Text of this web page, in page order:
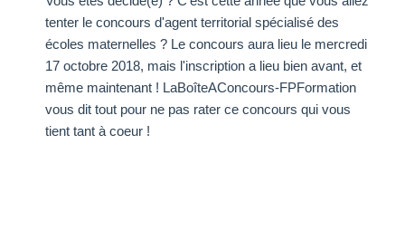
tenter le concours d'agent territorial spécialisé des
écoles maternelles ? Le concours aura lieu le mercredi
17 octobre 2018, mais l'inscription a lieu bien avant, et
même maintenant ! LaBoîteAConcours-FPFormation
vous dit tout pour ne pas rater ce concours qui vous
tient tant à coeur !